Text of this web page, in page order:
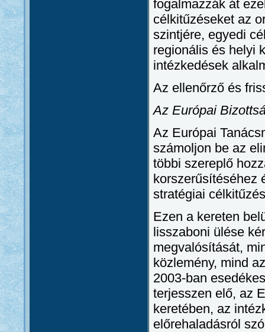
fogalmazzák át
célkitűzéseket az
szintjére, egyedi
regionális és helyi
intézkedések
Az ellenőrző és
Az Európai
Az Európai
számoljon be az
többi szereplő
korszerűsítéséhez
stratégiai
Ezen a kereten
lisszaboni ülése
megvalósítását,
közlemény, mind
2003-ban
terjesszen elő, az
keretében, az
előrehaladásról